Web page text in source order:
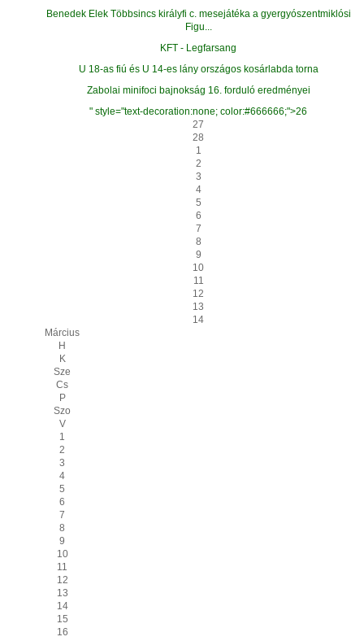
Benedek Elek Többsincs királyfi c. mesejátéka a gyergyószentmiklósi
Figu...
KFT - Legfarsang
U 18-as fiú és U 14-es lány országos kosárlabda torna
Zabolai minifoci bajnokság 16. forduló eredményei
" style="text-decoration:none; color:#666666;">26
27
28
1
2
3
4
5
6
7
8
9
10
11
12
13
14
Március
H
K
Sze
Cs
P
Szo
V
1
2
3
4
5
6
7
8
9
10
11
12
13
14
15
16